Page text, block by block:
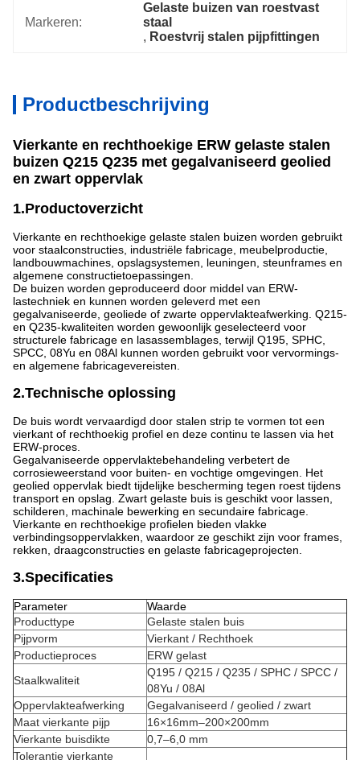
Markeren:
Gelaste buizen van roestvast
staal
, Roestvrij stalen pijpfittingen
Productbeschrijving
Vierkante en rechthoekige ERW gelaste stalen
buizen Q215 Q235 met gegalvaniseerd geolied
en zwart oppervlak
1.Productoverzicht
Vierkante en rechthoekige gelaste stalen buizen worden gebruikt
voor staalconstructies, industriële fabricage, meubelproductie,
landbouwmachines, opslagsystemen, leuningen, steunframes en
algemene constructietoepassingen.
De buizen worden geproduceerd door middel van ERW-
lastechniek en kunnen worden geleverd met een
gegalvaniseerde, geoliede of zwarte oppervlakteafwerking. Q215-
en Q235-kwaliteiten worden gewoonlijk geselecteerd voor
structurele fabricage en lasassemblages, terwijl Q195, SPHC,
SPCC, 08Yu en 08Al kunnen worden gebruikt voor vervormings-
en algemene fabricagevereisten.
2.Technische oplossing
De buis wordt vervaardigd door stalen strip te vormen tot een
vierkant of rechthoekig profiel en deze continu te lassen via het
ERW-proces.
Gegalvaniseerde oppervlaktebehandeling verbetert de
corrosieweerstand voor buiten- en vochtige omgevingen. Het
geolied oppervlak biedt tijdelijke bescherming tegen roest tijdens
transport en opslag. Zwart gelaste buis is geschikt voor lassen,
schilderen, machinale bewerking en secundaire fabricage.
Vierkante en rechthoekige profielen bieden vlakke
verbindingsoppervlakken, waardoor ze geschikt zijn voor frames,
rekken, draagconstructies en gelaste fabricageprojecten.
3.Specificaties
Parameter
Waarde
Producttype
Gelaste stalen buis
Pijpvorm
Vierkant / Rechthoek
Productieproces
ERW gelast
Staalkwaliteit
Q195 / Q215 / Q235 / SPHC / SPCC /
08Yu / 08Al
Oppervlakteafwerking
Gegalvaniseerd / geolied / zwart
Maat vierkante pijp
16×16mm–200×200mm
Vierkante buisdikte
0,7–6,0 mm
Tolerantie vierkante